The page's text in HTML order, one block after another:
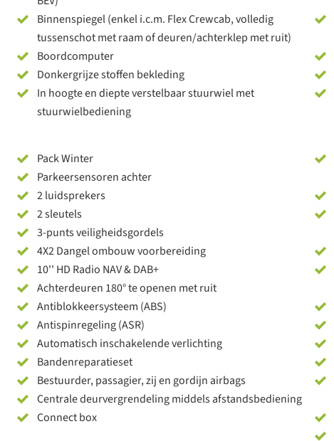
Binnenspiegel (enkel i.c.m. Flex Crewcab, volledig
tussenschot met raam of deuren/achterklep met ruit)
Boordcomputer
Donkergrijze stoffen bekleding
In hoogte en diepte verstelbaar stuurwiel met
stuurwielbediening
Pack Winter
Parkeersensoren achter
2 luidsprekers
2 sleutels
3-punts veiligheidsgordels
4X2 Dangel ombouw voorbereiding
10'' HD Radio NAV & DAB+
Achterdeuren 180° te openen met ruit
Antiblokkeersysteem (ABS)
Antispinregeling (ASR)
Automatisch inschakelende verlichting
Bandenreparatieset
Bestuurder, passagier, zij en gordijn airbags
Centrale deurvergrendeling middels afstandsbediening
Connect box